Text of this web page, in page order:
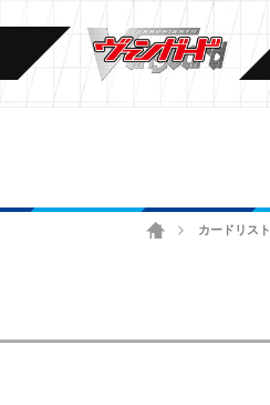
ホームカードリスト